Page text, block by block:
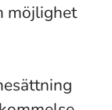
möjlighet